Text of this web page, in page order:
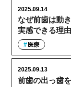
なぜ前歯は動
実感できる理由
2025.09.14
医療
前歯の出っ歯
2025.09.13